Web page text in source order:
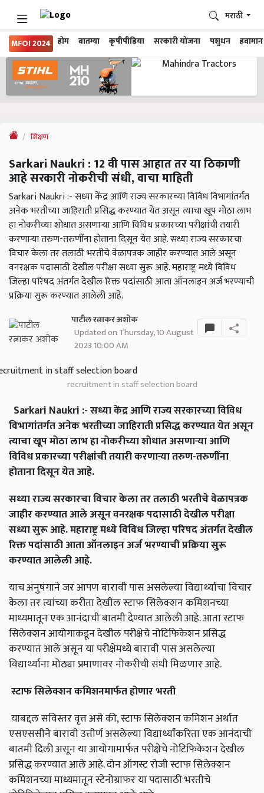
MFOI 2024 होम बातम्या कृषीपीडिया सरकारी योजना पशुधन हवामान
मराठी
शिक्षण
Sarkari Naukri : 12 वी पास आहात तर या ठिकाणी
आहे सरकारी नोकरीची संधी, वाचा माहिती
Sarkari Naukri :- सध्या केंद्र आणि राज्य सरकारच्या विविध विभागांतर्गत
अनेक भरतीच्या जाहिराती प्रसिद्ध करण्यात येत असून त्याचा खूप मोठा लाभ
हा नोकरीच्या शोधात असणाऱ्या आणि विविध प्रकारच्या परीक्षांची तयारी
करणाऱ्या तरुण-तरुणींना होताना दिसून येत आहे. सध्या राज्य सरकारचा
विचार केला तर तलाठी भरतीचे वेळापत्रक जाहीर करण्यात आले असून
वनरक्षक पदासाठी देखील परीक्षा सध्या सुरू आहे. महाराष्ट्र मध्ये विविध
जिल्हा परिषद अंतर्गत देखील रिक्त पदांसाठी आता ऑनलाइन अर्ज भरण्याची
प्रक्रिया सुरू करण्यात आलेली आहे.
पाटील रत्नाकर अशोक
Updated on Thursday, 10 August
2023 10:00 AM
recruitment in staff selection board
Sarkari Naukri :- सध्या केंद्र आणि राज्य सरकारच्या विविध
विभागांतर्गत अनेक भरतीच्या जाहिराती प्रसिद्ध करण्यात येत असून
त्याचा खूप मोठा लाभ हा नोकरीच्या शोधात असणाऱ्या आणि
विविध प्रकारच्या परीक्षांची तयारी करणाऱ्या तरुण-तरुणींना
होताना दिसून येत आहे.
सध्या राज्य सरकारचा विचार केला तर तलाठी भरतीचे वेळापत्रक
जाहीर करण्यात आले असून वनरक्षक पदासाठी देखील परीक्षा
सध्या सुरू आहे. महाराष्ट्र मध्ये विविध जिल्हा परिषद अंतर्गत देखील
रिक्त पदांसाठी आता ऑनलाइन अर्ज भरण्याची प्रक्रिया सुरू
करण्यात आलेली आहे.
याच अनुषंगाने जर आपण बारावी पास असलेल्या विद्यार्थ्यांचा विचार
केला तर त्यांच्या करीता देखील स्टाफ सिलेक्शन कमिशनच्या
माध्यमातून एक आनंदाची बातमी देण्यात आलेली आहे. आता स्टाफ
सिलेक्शन आयोगाकडून देखील परीक्षेचे नोटिफिकेशन प्रसिद्ध
करण्यात आले असून या परीक्षेमध्ये बारावी पास असलेल्या
विद्यार्थ्यांना मोठ्या प्रमाणावर नोकरीची संधी मिळणार आहे.
स्टाफसिलेक्शनकमिशनमार्फतहोणारभरती
याबद्दल सविस्तर वृत्त असे की, स्टाफ सिलेक्शन कमिशन अर्थात
एसएससीने बारावी उत्तीर्ण असलेल्या विद्यार्थ्यांकरिता एक आनंदाची
बातमी दिली असून या आयोगामार्फत परीक्षेचे नोटिफिकेशन देखील
प्रसिद्ध करण्यात आले आहे. दोन ऑगस्ट रोजी स्टाफ सिलेक्शन
कमिशनच्या माध्यमातून स्टेनोग्राफर या पदासाठी भरतीचे